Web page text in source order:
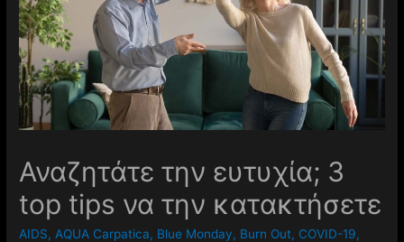
Αναζητάτε την ευτυχία; 3
top tips να την κατακτήσετε
AIDS, AQUA Carpatica, Blue Monday, Burn Out, COVID-19,